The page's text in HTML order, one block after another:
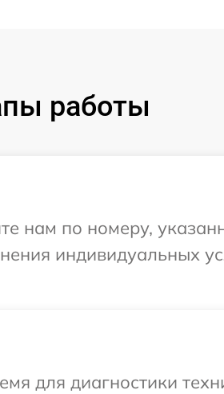
работы
нам по номеру,
индивидуальных
для диагностики